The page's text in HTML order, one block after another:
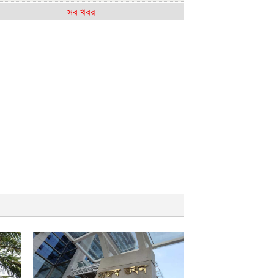
কেন এমন সুযোগ দিল ভারত, প্রশ্ন
ভেতরের বিভেদ দেখেই ফ্যাসিবাদীরা
হাসছে'- রাবি উপাচার্য
গণঅভ্যুত্থানের দ্বিতীয় বর্ষপূর্তিতে রাকসুর
রান’ ম্যারাথন
সব খবর